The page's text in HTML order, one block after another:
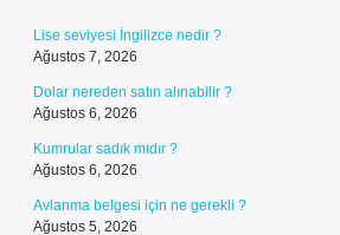
Lise seviyesi İngilizce nedir ?
Ağustos 7, 2026
Dolar nereden satın alınabilir ?
Ağustos 6, 2026
Kumrular sadık mıdır ?
Ağustos 6, 2026
Avlanma belgesi için ne gerekli ?
Ağustos 5, 2026